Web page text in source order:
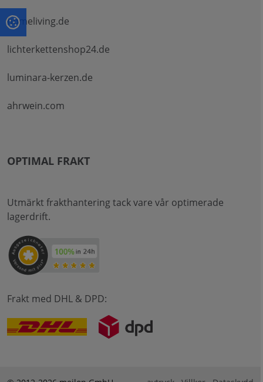
homeliving.de
lichterkettenshop24.de
luminara-kerzen.de
ahrwein.com
OPTIMAL FRAKT
Utmärkt frakthantering tack vare vår optimerade
lagerdrift.
Frakt med DHL & DPD: